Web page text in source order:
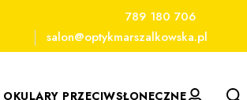
789 180 706
salon@optykmarszalkowska.pl
OKULARY PRZECIWSŁONECZNE